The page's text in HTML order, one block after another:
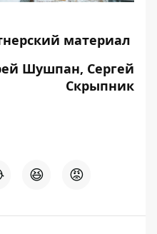
материал
Шушпан, Сергей
Скрыпник
😆 😡